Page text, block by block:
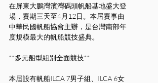
在屏東大鵬灣濱灣碼頭帆船基地盛大登
場，賽期三天至4月12日。本屆賽事由
中華民國帆船協會主辦，是台灣南部年
度規模最大的帆船競技盛典。
**多元船型組別全面競技**
本屆設有帆船ILCA 7男子組、ILCA 6女